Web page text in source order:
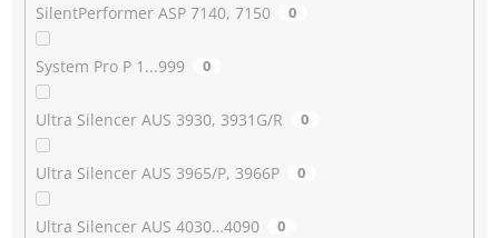
SilentPerformer ASP 7140, 7150 0
System Pro P 1...999 0
Ultra Silencer AUS 3930, 3931G/R 0
Ultra Silencer AUS 3965/P, 3966P 0
Ultra Silencer AUS 4030…4090 0